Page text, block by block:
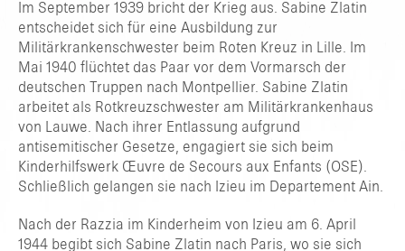
Im September 1939 bricht der Krieg aus. Sabine Zlatin
entscheidet sich für eine Ausbildung zur
Militärkrankenschwester beim Roten Kreuz in Lille. Im
Mai 1940 flüchtet das Paar vor dem Vormarsch der
deutschen Truppen nach Montpellier. Sabine Zlatin
arbeitet als Rotkreuzschwester am Militärkrankenhaus
von Lauwe. Nach ihrer Entlassung aufgrund
antisemitischer Gesetze, engagiert sie sich beim
Kinderhilfswerk Œuvre de Secours aux Enfants (OSE).
Schließlich gelangen sie nach Izieu im Departement Ain.
Nach der Razzia im Kinderheim von Izieu am 6. April
1944 begibt sich Sabine Zlatin nach Paris, wo sie sich